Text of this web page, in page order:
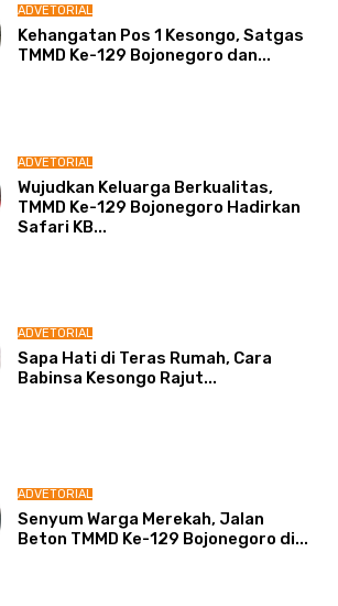
ADVETORIAL
Kehangatan Pos 1 Kesongo, Satgas
TMMD Ke-129 Bojonegoro dan...
ADVETORIAL
Wujudkan Keluarga Berkualitas,
TMMD Ke-129 Bojonegoro Hadirkan
Safari KB...
ADVETORIAL
Sapa Hati di Teras Rumah, Cara
Babinsa Kesongo Rajut...
ADVETORIAL
Senyum Warga Merekah, Jalan
Beton TMMD Ke-129 Bojonegoro di...